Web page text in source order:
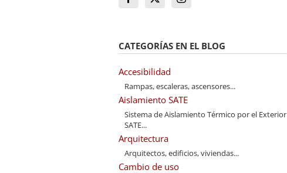
CATEGORÍAS EN EL BLOG
Accesibilidad
Rampas, escaleras, ascensores...
Aislamiento SATE
Sistema de Aislamiento Térmico por el Exterior
SATE...
Arquitectura
Arquitectos, edificios, viviendas...
Cambio de uso